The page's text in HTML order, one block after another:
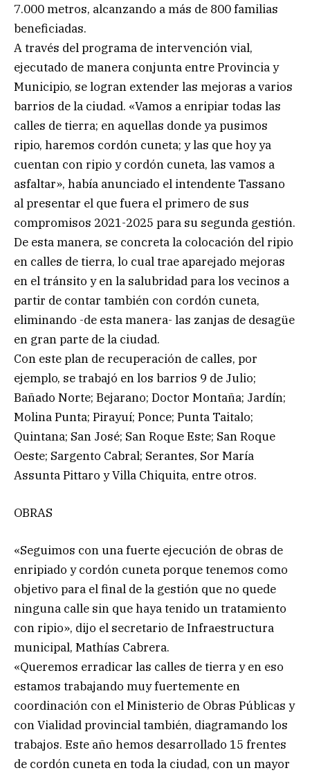
7.000 metros, alcanzando a más de 800 familias
beneficiadas.
A través del programa de intervención vial,
ejecutado de manera conjunta entre Provincia y
Municipio, se logran extender las mejoras a varios
barrios de la ciudad. «Vamos a enripiar todas las
calles de tierra; en aquellas donde ya pusimos
ripio, haremos cordón cuneta; y las que hoy ya
cuentan con ripio y cordón cuneta, las vamos a
asfaltar», había anunciado el intendente Tassano
al presentar el que fuera el primero de sus
compromisos 2021-2025 para su segunda gestión.
De esta manera, se concreta la colocación del ripio
en calles de tierra, lo cual trae aparejado mejoras
en el tránsito y en la salubridad para los vecinos a
partir de contar también con cordón cuneta,
eliminando -de esta manera- las zanjas de desagüe
en gran parte de la ciudad.
Con este plan de recuperación de calles, por
ejemplo, se trabajó en los barrios 9 de Julio;
Bañado Norte; Bejarano; Doctor Montaña; Jardín;
Molina Punta; Pirayuí; Ponce; Punta Taitalo;
Quintana; San José; San Roque Este; San Roque
Oeste; Sargento Cabral; Serantes, Sor María
Assunta Pittaro y Villa Chiquita, entre otros.
OBRAS
«Seguimos con una fuerte ejecución de obras de
enripiado y cordón cuneta porque tenemos como
objetivo para el final de la gestión que no quede
ninguna calle sin que haya tenido un tratamiento
con ripio», dijo el secretario de Infraestructura
municipal, Mathías Cabrera.
«Queremos erradicar las calles de tierra y en eso
estamos trabajando muy fuertemente en
coordinación con el Ministerio de Obras Públicas y
con Vialidad provincial también, diagramando los
trabajos. Este año hemos desarrollado 15 frentes
de cordón cuneta en toda la ciudad, con un mayor